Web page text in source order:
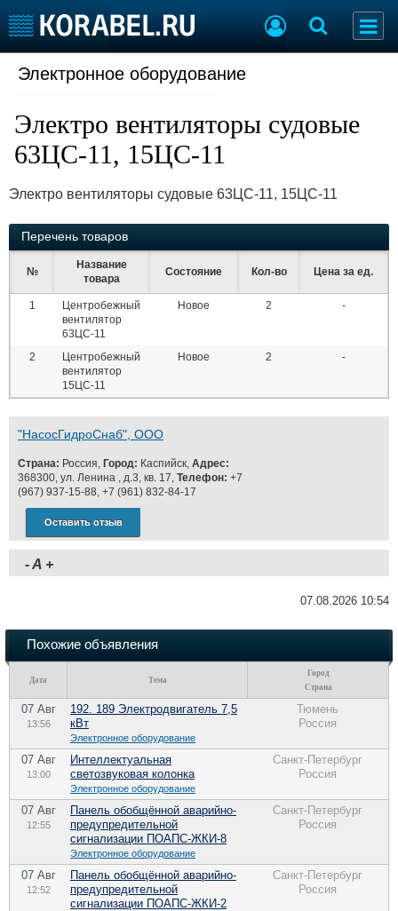
Судостроение
Новости
Компании
Репутация
Работа
Журнал
Реклама
Торговая площадка
Продажа флота
Оборудование
Изделия
Материалы
Конференции
Выставки и семинары
Личности
Словарь
Электронное оборудование
Электро вентиляторы судовые
63ЦС-11, 15ЦС-11
Электро вентиляторы судовые 63ЦС-11, 15ЦС-11
Перечень товаров
№
Название
товара
Состояние Кол-во Цена за ед.
1
Центробежный
вентилятор
63ЦС-11
Новое 2 -
2
Центробежный
вентилятор
15ЦС-11
Новое 2 -
"НасосГидроСнаб", ООО
Страна: Россия, Город: Каспийск, Адрес:
368300, ул. Ленина , д.3, кв. 17, Телефон: +7
(967) 937-15-88, +7 (961) 832-84-17
Оставить отзыв
-A +
07.08.2026 10:54
Похожие объявления
Дата Тема
Город
Страна
07 Авг
13:56
192. 189 Электродвигатель 7,5
кВт
Электронное оборудование
Тюмень
Россия
07 Авг
13:00
Интеллектуальная
светозвуковая колонка
Электронное оборудование
Санкт-Петербург
Россия
07 Авг
12:55
Панель обобщённой аварийно-
предупредительной
сигнализации ПОАПС-ЖКИ-8
Электронное оборудование
Санкт-Петербург
Россия
07 Авг
12:52
Панель обобщённой аварийно-
предупредительной
сигнализации ПОАПС-ЖКИ-2
Санкт-Петербург
Россия